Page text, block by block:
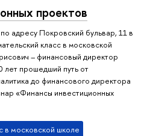
проектов
адресу Покровский бульвар, 11 в
класс в московской
– финансовый директор
лет прошедший путь от
до финансового директора
«Финансы инвестиционных
в московской школе